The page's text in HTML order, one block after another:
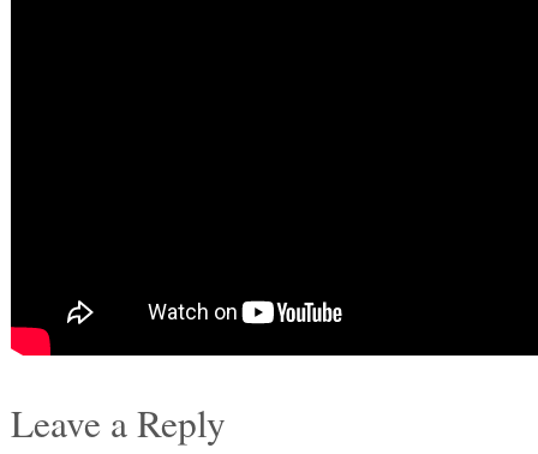
Leave a Reply